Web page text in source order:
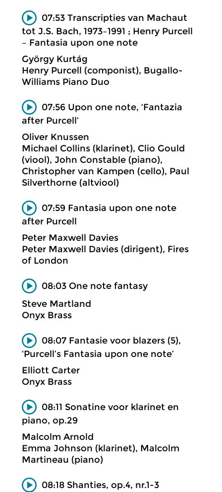
07:53 Transcripties van Machaut
tot J.S. Bach, 1973–1991 ; Henry Purcell
– Fantasia upon one note
György Kurtág
Henry Purcell (componist), Bugallo-
Williams Piano Duo
07:56 Upon one note, ‘Fantazia
after Purcell’
Oliver Knussen
Michael Collins (klarinet), Clio Gould
(viool), John Constable (piano),
Christopher van Kampen (cello), Paul
Silverthorne (altviool)
07:59 Fantasia upon one note
after Purcell
Peter Maxwell Davies
Peter Maxwell Davies (dirigent), Fires
of London
08:03 One note fantasy
Steve Martland
Onyx Brass
08:07 Fantasie voor blazers (5),
‘Purcell’s Fantasia upon one note’
Elliott Carter
Onyx Brass
08:11 Sonatine voor klarinet en
piano, op.29
Malcolm Arnold
Emma Johnson (klarinet), Malcolm
Martineau (piano)
08:18 Shanties, op.4, nr.1-3